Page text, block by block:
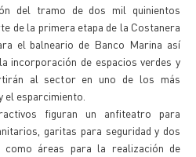
del tramo de dos mil quinientos
de la primera etapa de la Costanera
el balneario de Banco Marina así
incorporación de espacios verdes y
al sector en uno de los más
esparcimiento.
figuran un anfiteatro para
garitas para seguridad y dos
áreas para la realización de